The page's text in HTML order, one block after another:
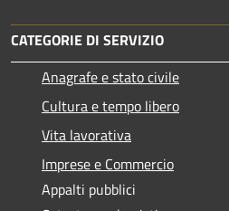
CATEGORIE DI SERVIZIO
Anagrafe e stato civile
Cultura e tempo libero
Vita lavorativa
Imprese e Commercio
Appalti pubblici